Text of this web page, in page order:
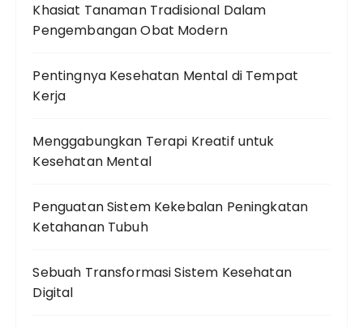
Khasiat Tanaman Tradisional Dalam
Pengembangan Obat Modern
Pentingnya Kesehatan Mental di Tempat
Kerja
Menggabungkan Terapi Kreatif untuk
Kesehatan Mental
Penguatan Sistem Kekebalan Peningkatan
Ketahanan Tubuh
Sebuah Transformasi Sistem Kesehatan
Digital